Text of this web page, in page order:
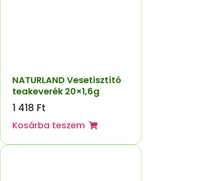
NATURLAND Vesetisztító
teakeverék 20×1,6g
1 418 Ft
Kosárba teszem